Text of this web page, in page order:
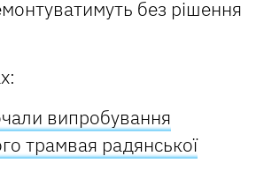
без рішення
випробування
трамвая радянської